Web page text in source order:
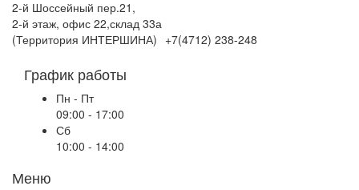
2-й Шоссейный пер.21,
2-й этаж, офис 22,склад 33а
(Территория ИНТЕРШИНА) +7(4712) 238-248
График работы
Пн - Пт
09:00 - 17:00
Сб
10:00 - 14:00
Меню